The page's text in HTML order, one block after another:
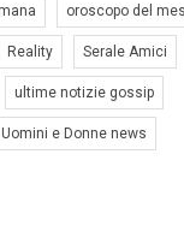
oroscopo del
Reality Serale Amici
ultime notizie gossip
Uomini e Donne news